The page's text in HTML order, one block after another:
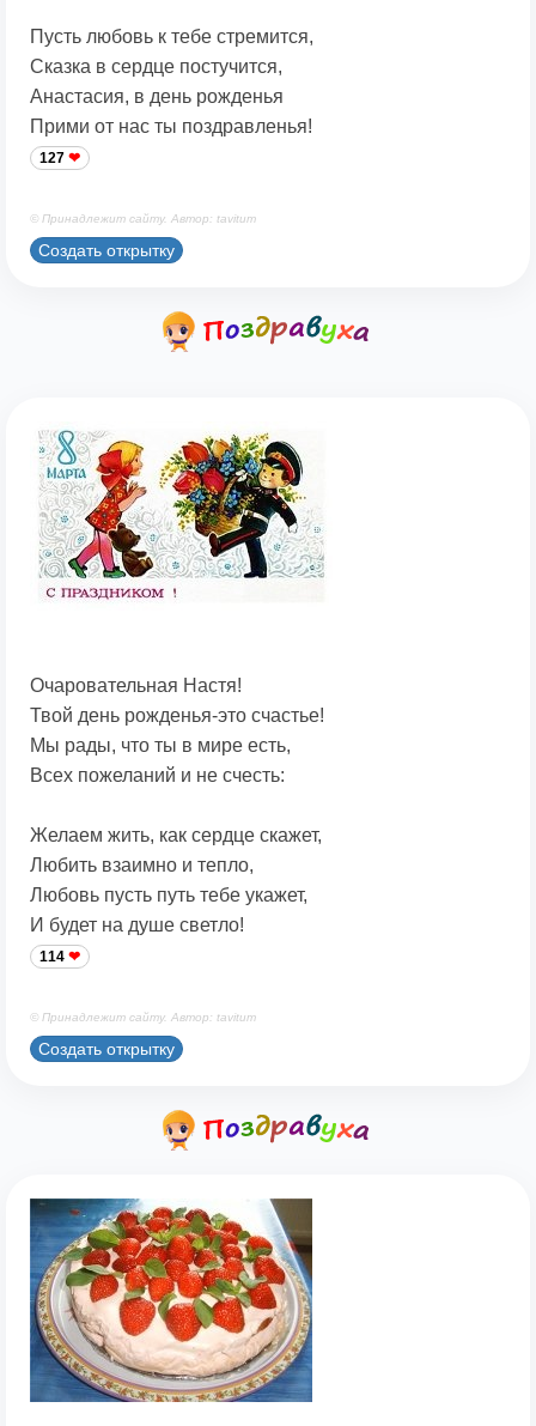
Пусть любовь к тебе стремится,
Сказка в сердце постучится,
Анастасия, в день рожденья
Прими от нас ты поздравленья!
127
© Принадлежит сайту. Автор: tavitum
Создать открытку
Очаровательная Настя!
Твой день рожденья-это счастье!
Мы рады, что ты в мире есть,
Всех пожеланий и не счесть:
Желаем жить, как сердце скажет,
Любить взаимно и тепло,
Любовь пусть путь тебе укажет,
И будет на душе светло!
114
© Принадлежит сайту. Автор: tavitum
Создать открытку